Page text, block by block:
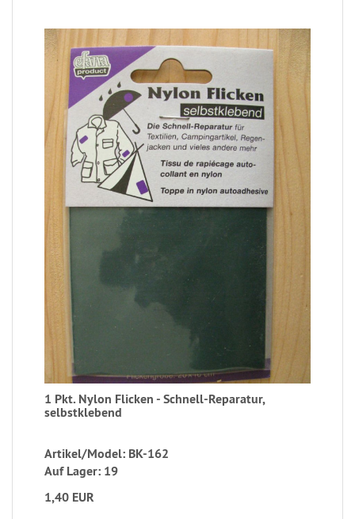
1 Pkt. Nylon Flicken - Schnell-Reparatur,
selbstklebend
Artikel/Model: BK-162
Auf Lager: 19
1,40 EUR